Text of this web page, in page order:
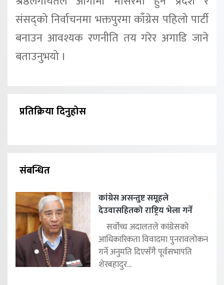
संसद्को निर्वाचनमा भक्तपुरमा काँग्रेस पहिलो पार्टी
बनाउन आवश्यक रणनीति तय गरेर अगाडि जाने
बताउनुभयो ।
प्रतिक्रिया दिनुहोस
संबन्धित
कांग्रेस असन्तुष्ट समूहले
देउवासहितको राष्ट्रिय भेला गर्ने
सर्वोच्च अदालतले कांग्रेसको
आधिकारिकता विवादमा पुनरावलोकन
गर्ने अनुमति दिएसँगै पूर्वसभापति
शेरबहादुर...